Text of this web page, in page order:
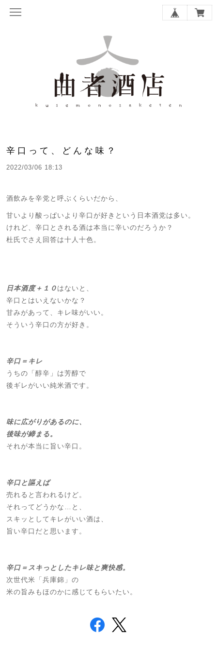
辛口って、どんな味？
2022/03/06 18:13
酒飲みを辛党と呼ぶくらいだから、
甘いより酸っぱいより辛口が好きという日本酒党は多い。
けれど、辛口とされる酒は本当に辛いのだろうか？
杜氏でさえ回答は十人十色。
日本酒度＋１０はないと、
辛口とはいえないかな？
甘みがあって、キレ味がいい。
そういう辛口の方が好き。
辛口＝キレ
うちの「醇辛」は芳醇で
後ギレがいい純米酒です。
味に広がりがあるのに、
後味が締まる。
それが本当に旨い辛口。
辛口と謳えば
売れると言われるけど。
それってどうかな…と、
スキッとしてキレがいい酒は、
旨い辛口だと思います。
辛口＝スキっとしたキレ味と爽快感。
次世代米「兵庫錦」の
米の旨みもほのかに感じてもらいたい。